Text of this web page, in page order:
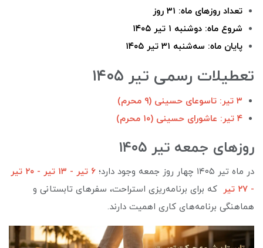
تعداد روزهای ماه: ۳۱ روز
شروع ماه: دوشنبه ۱ تیر ۱۴۰۵
پایان ماه: سه‌شنبه ۳۱ تیر ۱۴۰۵
تعطیلات رسمی تیر ۱۴۰۵
۳ تیر: تاسوعای حسینی (۹ محرم)
۴ تیر: عاشورای حسینی (۱۰ محرم)
روزهای جمعه تیر ۱۴۰۵
در ماه تیر ۱۴۰۵ چهار روز جمعه وجود دارد؛
۶ تیر - ۱۳ تیر - ۲۰ تیر
- ۲۷ تیر
که برای برنامه‌ریزی استراحت، سفرهای تابستانی و
هماهنگی برنامه‌های کاری اهمیت دارند.